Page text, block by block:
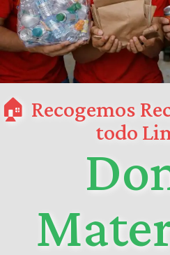
🏠 Recogemos
todo